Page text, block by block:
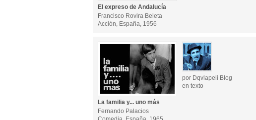
El expreso de Andalucía
Francisco Rovira Beleta
Acción, España, 1956
por Dqvlapeli Blog
en texto
La familia y... uno más
Fernando Palacios